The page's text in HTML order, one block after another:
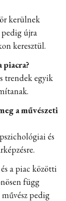
kerülnek
pedig újra
keresztül.
piacra?
trendek egyik
a művészeti
és
a piac közötti
függ
pedig